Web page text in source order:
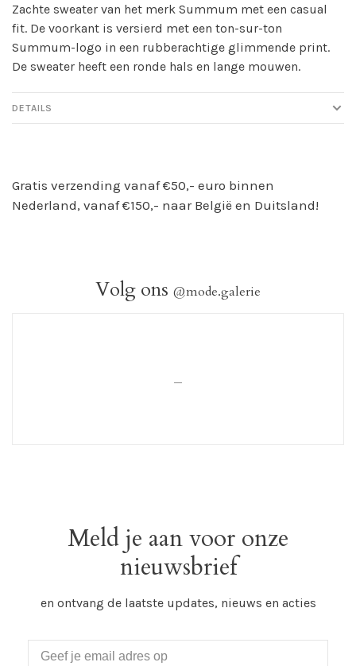
Zachte sweater van het merk Summum met een casual
fit. De voorkant is versierd met een ton-sur-ton
Summum-logo in een rubberachtige glimmende print.
De sweater heeft een ronde hals en lange mouwen.
DETAILS
Gratis verzending vanaf €50,- euro binnen
Nederland, vanaf €150,- naar België en Duitsland!
Volg ons @mode.galerie
Meld je aan voor onze
nieuwsbrief
en ontvang de laatste updates, nieuws en acties